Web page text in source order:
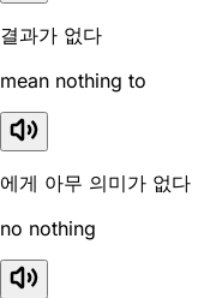
결과가 없다
mean nothing to
에게 아무 의미가 없다
no nothing